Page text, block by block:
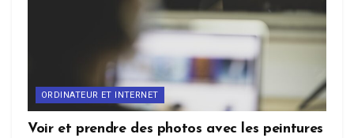
ORDINATEUR ET INTERNET
Voir et prendre des photos avec les peintures